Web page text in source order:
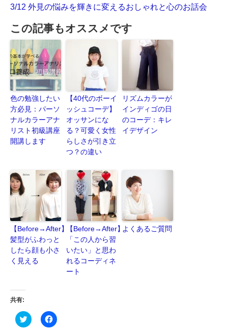
3/12 外見の悩みを輝きに変えるおしゃれと心のお話会
この記事もオススメです
色の勉強したい
方必見：パーソ
ナルカラーアナ
リスト初級講座
開講します
【40代のボーイ
ッシュコーデ】
オッサンにな
る？可愛く女性
らしさが引き立
つ？の違い
リズムカラーが
インディゴの日
のコーデ：キレ
イデザイン
【Before→After】
髪型がふわっと
したら顔も小さ
く見える
【Before→After】
「この人から習
いたい」と思わ
れるコーディネ
ート
よくあるご質問
共有:
ク
リ
Facebook
で